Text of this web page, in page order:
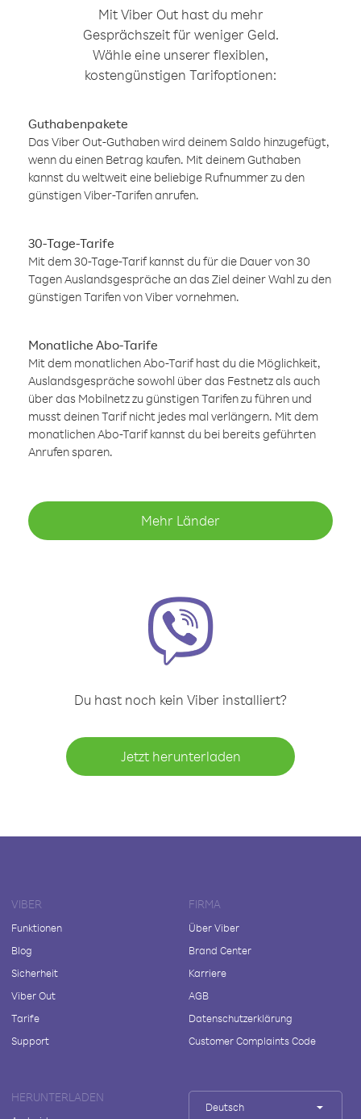
Mit Viber Out hast du mehr
Gesprächszeit für weniger Geld.
Wähle eine unserer flexiblen,
kostengünstigen Tarifoptionen:
Guthabenpakete
Das Viber Out-Guthaben wird deinem Saldo hinzugefügt,
wenn du einen Betrag kaufen. Mit deinem Guthaben
kannst du weltweit eine beliebige Rufnummer zu den
günstigen Viber-Tarifen anrufen.
30-Tage-Tarife
Mit dem 30-Tage-Tarif kannst du für die Dauer von 30
Tagen Auslandsgespräche an das Ziel deiner Wahl zu den
günstigen Tarifen von Viber vornehmen.
Monatliche Abo-Tarife
Mit dem monatlichen Abo-Tarif hast du die Möglichkeit,
Auslandsgespräche sowohl über das Festnetz als auch
über das Mobilnetz zu günstigen Tarifen zu führen und
musst deinen Tarif nicht jedes mal verlängern. Mit dem
monatlichen Abo-Tarif kannst du bei bereits geführten
Anrufen sparen.
Mehr Länder
Du hast noch kein Viber installiert?
Jetzt herunterladen
VIBER
Funktionen
Blog
Sicherheit
Viber Out
Tarife
Support
FIRMA
Über Viber
Brand Center
Karriere
AGB
Datenschutzerklärung
Customer Complaints Code
HERUNTERLADEN
Deutsch